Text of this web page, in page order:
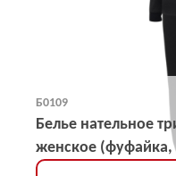
Б0109
Белье нательное
женское